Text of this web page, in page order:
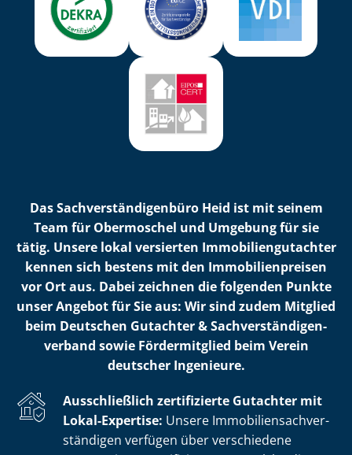
Das Sach­ver­stän­di­gen­bü­ro Heid ist mit seinem
Team für Obermoschel und Umgebung für sie
tätig. Unsere lokal versierten Im­mo­bi­li­en­gut­ach­ter
kennen sich bestens mit den Im­mo­bi­li­en­prei­sen
vor Ort aus. Dabei zeichnen die folgenden Punkte
unser Angebot für Sie aus: Wir sind zudem Mitglied
beim Deutschen Gutachter & Sach­ver­stän­di­gen­
ver­band sowie Fördermitglied beim Verein
deutscher Ingenieure.
Ausschließlich zertifizierte Gutachter mit
Lokal-Expertise: Unsere Im­mo­bi­li­en­sach­ver­
stän­di­gen verfügen über verschiedene